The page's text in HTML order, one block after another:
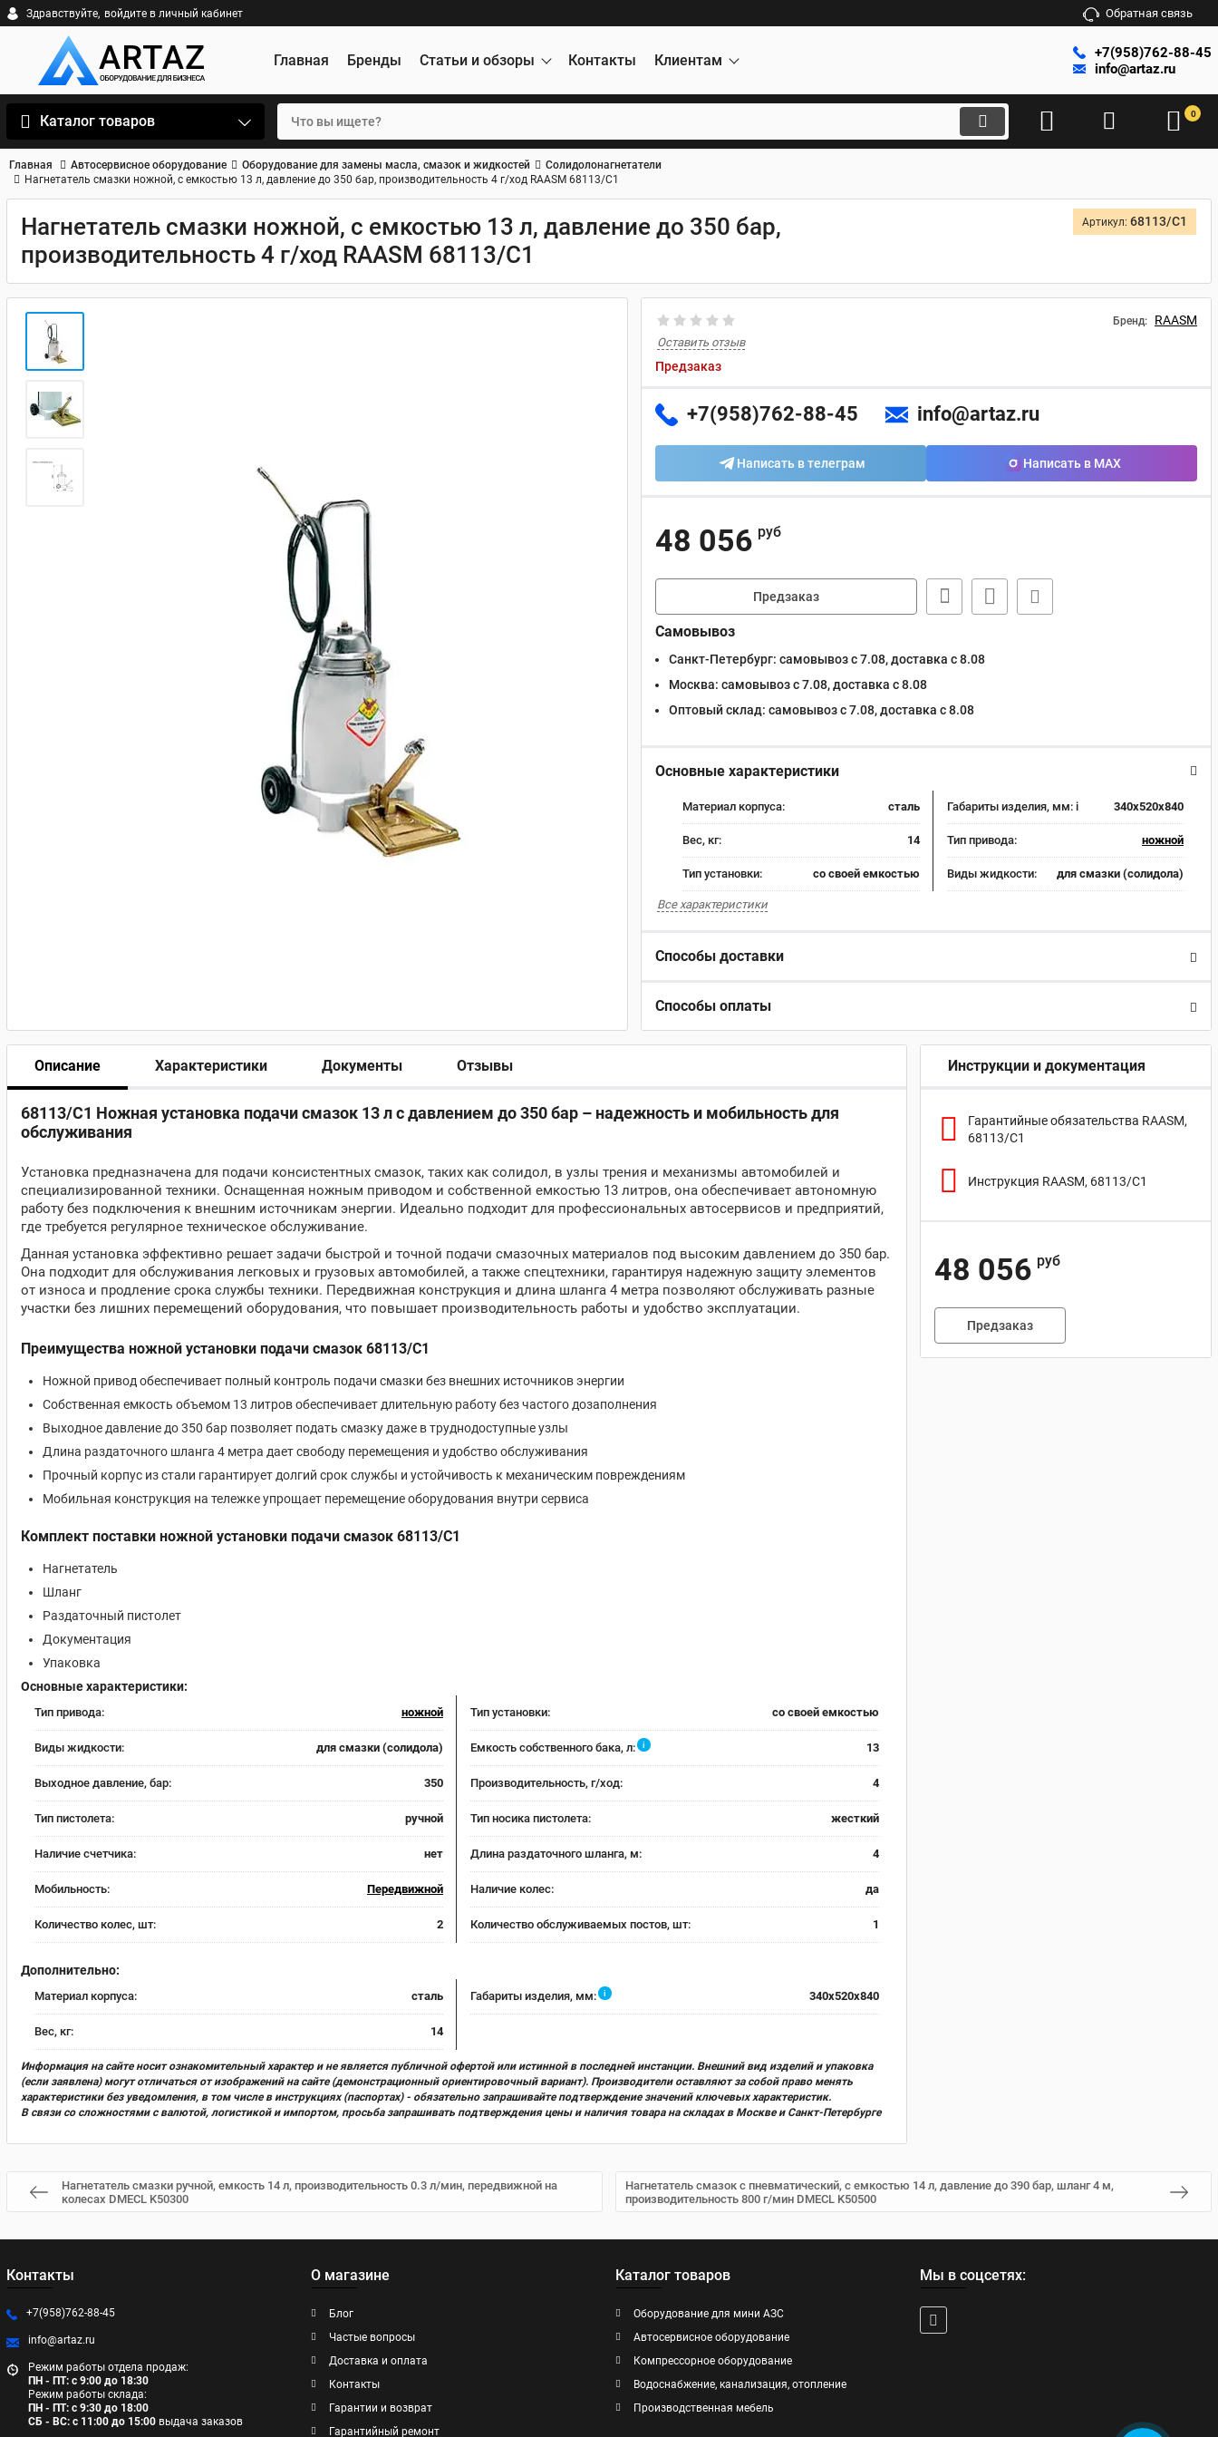
Здравствуйте, войдите в личный кабинет Обратная связь
Главная Бренды Статьи и обзоры Контакты Клиентам
+7(958)762-88-45
info@artaz.ru
Каталог товаров 0
Главная Автосервисное оборудование Оборудование для замены масла, смазок и жидкостей
Солидолонагнетатели
Нагнетатель смазки ножной, с емкостью 13 л, давление до 350 бар, производительность 4 г/ход RAASM 68113/C1
Нагнетатель смазки ножной, с емкостью 13 л, давление до 350 бар,
производительность 4 г/ход RAASM 68113/C1
Артикул: 68113/C1
Бренд: RAASM
Оставить отзыв
Предзаказ
+7(958)762-88-45 info@artaz.ru
Написать в телеграм Написать в MAX
48 056 руб
Предзаказ
Самовывоз
Санкт-Петербург: самовывоз с 7.08, доставка c 8.08
Москва: самовывоз с 7.08, доставка c 8.08
Оптовый склад: самовывоз с 7.08, доставка c 8.08
Основные характеристики
Материал корпуса: сталь Габариты изделия, мм: i 340х520х840
Вес, кг: 14 Тип привода: ножной
Тип установки: со своей емкостью Виды жидкости: для смазки (солидола)
Все характеристики
Способы доставки
Способы оплаты
Описание Характеристики Документы Отзывы
68113/C1 Ножная установка подачи смазок 13 л с давлением до 350 бар – надежность и мобильность для
обслуживания
Установка предназначена для подачи консистентных смазок, таких как солидол, в узлы трения и механизмы автомобилей и
специализированной техники. Оснащенная ножным приводом и собственной емкостью 13 литров, она обеспечивает автономную
работу без подключения к внешним источникам энергии. Идеально подходит для профессиональных автосервисов и предприятий,
где требуется регулярное техническое обслуживание.
Данная установка эффективно решает задачи быстрой и точной подачи смазочных материалов под высоким давлением до 350 бар.
Она подходит для обслуживания легковых и грузовых автомобилей, а также спецтехники, гарантируя надежную защиту элементов
от износа и продление срока службы техники. Передвижная конструкция и длина шланга 4 метра позволяют обслуживать разные
участки без лишних перемещений оборудования, что повышает производительность работы и удобство эксплуатации.
Преимущества ножной установки подачи смазок 68113/C1
Ножной привод обеспечивает полный контроль подачи смазки без внешних источников энергии
Собственная емкость объемом 13 литров обеспечивает длительную работу без частого дозаполнения
Выходное давление до 350 бар позволяет подать смазку даже в труднодоступные узлы
Длина раздаточного шланга 4 метра дает свободу перемещения и удобство обслуживания
Прочный корпус из стали гарантирует долгий срок службы и устойчивость к механическим повреждениям
Мобильная конструкция на тележке упрощает перемещение оборудования внутри сервиса
Комплект поставки ножной установки подачи смазок 68113/C1
Нагнетатель
Шланг
Раздаточный пистолет
Документация
Упаковка
Основные характеристики:
Тип привода: ножной Тип установки: со своей емкостью
Виды жидкости: для смазки (солидола) Емкость собственного бака, л: i 13
Выходное давление, бар: 350 Производительность, г/ход: 4
Тип пистолета: ручной Тип носика пистолета: жесткий
Наличие счетчика: нет Длина раздаточного шланга, м: 4
Мобильность: Передвижной Наличие колес: да
Количество колес, шт: 2 Количество обслуживаемых постов, шт: 1
Дополнительно:
Материал корпуса: сталь Габариты изделия, мм: i 340х520х840
Вес, кг: 14
Информация на сайте носит ознакомительный характер и не является публичной офертой или истинной в последней инстанции. Внешний вид изделий и упаковка
(если заявлена) могут отличаться от изображений на сайте (демонстрационный ориентировочный вариант). Производители оставляют за собой право менять
характеристики без уведомления, в том числе в инструкциях (паспортах) - обязательно запрашивайте подтверждение значений ключевых характеристик.
В связи со сложностями с валютой, логистикой и импортом, просьба запрашивать подтверждения цены и наличия товара на складах в Москве и Санкт-Петербурге
Инструкции и документация
Гарантийные обязательства RAASM,
68113/C1
Инструкция RAASM, 68113/C1
48 056 руб
Предзаказ
Нагнетатель смазки ручной, емкость 14 л, производительность 0.3 л/мин, передвижной на
колесах DMECL K50300
Нагнетатель смазок с пневматический, с емкостью 14 л, давление до 390 бар, шланг 4 м,
производительность 800 г/мин DMECL K50500
Контакты
+7(958)762-88-45
info@artaz.ru
Режим работы отдела продаж:
ПН - ПТ: с 9:00 до 18:30
Режим работы склада:
ПН - ПТ: с 9:30 до 18:00
СБ - ВС: с 11:00 до 15:00 выдача заказов
О магазине
Блог
Частые вопросы
Доставка и оплата
Контакты
Гарантии и возврат
Гарантийный ремонт
Каталог товаров
Оборудование для мини АЗС
Автосервисное оборудование
Компрессорное оборудование
Водоснабжение, канализация, отопление
Производственная мебель
Мы в соцсетях: